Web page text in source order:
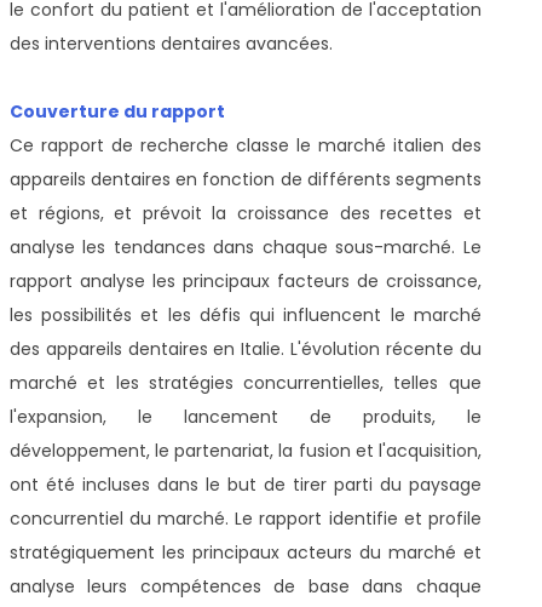
le confort du patient et l'amélioration de l'acceptation
des interventions dentaires avancées.
Couverture du rapport
Ce rapport de recherche classe le marché italien des
appareils dentaires en fonction de différents segments
et régions, et prévoit la croissance des recettes et
analyse les tendances dans chaque sous-marché. Le
rapport analyse les principaux facteurs de croissance,
les possibilités et les défis qui influencent le marché
des appareils dentaires en Italie. L'évolution récente du
marché et les stratégies concurrentielles, telles que
l'expansion, le lancement de produits, le
développement, le partenariat, la fusion et l'acquisition,
ont été incluses dans le but de tirer parti du paysage
concurrentiel du marché. Le rapport identifie et profile
stratégiquement les principaux acteurs du marché et
analyse leurs compétences de base dans chaque